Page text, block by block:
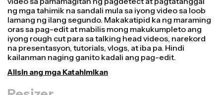
Gumawa ng mga video nang mas mabilis at mas
propesyonal gamit ang aming Resize Canvas feature!
Sa ilang mga click lamang, maaari kang kumuha ng
isang video at i-adjust ito para maging tamang laki para
sa iba't ibang platform, maging ito para sa TikTok,
Youtube, Instagram, Twitter, Linkedin, o kahit saan pa
man.
I-resize ang Video